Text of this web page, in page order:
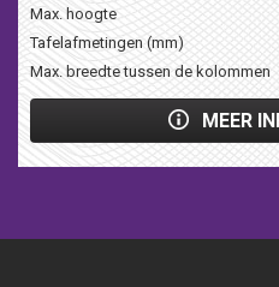
Max. hoogte
Tafelafmetingen (mm)
Max. breedte tussen de kolommen
MEER